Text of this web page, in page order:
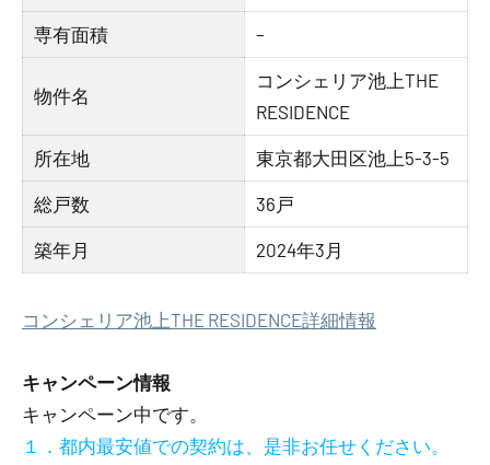
専有面積 –
物件名
コンシェリア池上THE
RESIDENCE
所在地 東京都大田区池上5-3-5
総戸数 36戸
築年月 2024年3月
コンシェリア池上THE RESIDENCE詳細情報
キャンペーン情報
キャンペーン中です。
１．都内最安値での契約は、是非お任せください。